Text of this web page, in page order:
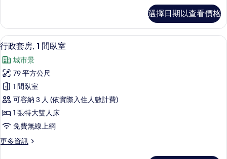
床,
城
市
景
觀
的
所
有
相
片
客
房,
2
張
單
人
床,
城
市
景
觀
的
情
選擇日期以查看價格
顯
示
行
政
套
房,
1
間
臥
行政套房, 1 間臥室 | 客廳 | LCD 液晶
6
行政套房, 1 間臥室
城市景
79 平方公尺
1 間臥室
可容納 3 人 (依實際入住人數計費)
1 張特大雙人床
免費無線上網
更多資訊
更